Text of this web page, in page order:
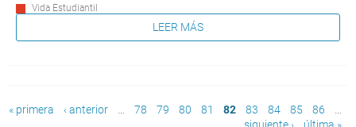
Vida Estudiantil
LEER MÁS
Páginas
« primera ‹ anterior … 78 79 80 81 82 83 84 85 86
…